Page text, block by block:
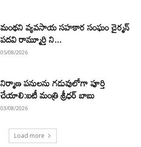
మంథని వ్యవసాయ సహకార సంఘం చైర్మన్
పదవి రామ్మూర్తి ని...
05/08/2026
నిర్మాణ పనులను గడువులోగా పూర్తి
చేయాలి:ఐటీ మంత్రి శ్రీధర్ బాబు
03/08/2026
Load more